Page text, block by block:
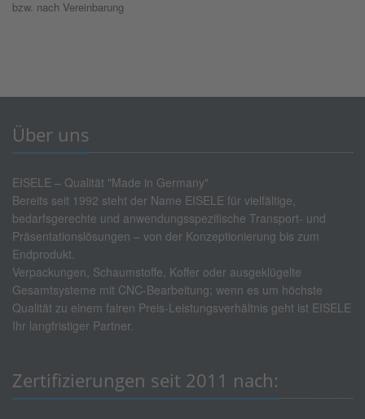
bzw. nach Vereinbarung
Über uns
EISELE – Qualität "Made in Germany"
Bereits seit 1992 steht der Name EISELE für vielfältige,
bedarfsgerechte und anwendungsspezifische Transport- und
Präsentationslösungen – von der Konzeptionierung bis zum
Endprodukt.
Verpackungen, Schaumstoffe, Koffer oder ausgeklügelte
Gesamtsysteme mit CNC-Bearbeitung; wenn es um höchste
Qualität zu einem fairen Preis-Leistungsverhältnis geht ist EISELE
Ihr langfristiger Partner.
Zertifizierungen seit 2011 nach: